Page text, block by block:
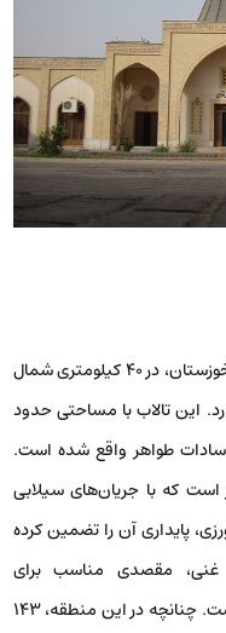
تالاب بامدژ، یکی از جاذبه‌های طبیعی استان خوزستان، در ۴۰ کیلومتری شمال
دارد. این تالاب با مساحتی حدود
و سادات طواهر واقع شده است.
است که با جریان‌های سیلابی
پایداری آن را تضمین کرده
غنی، مقصدی مناسب برای
طبیعت‌گردان و علاقه‌مندان به پرنده‌نگری است. چنانچه در این منطقه، ۱۴۳